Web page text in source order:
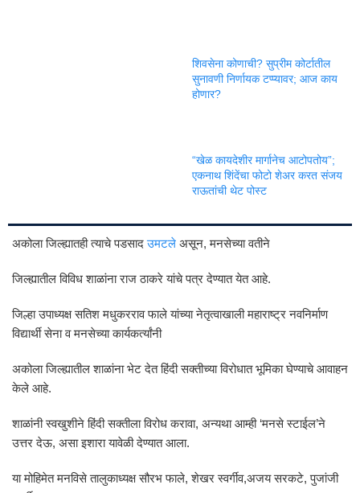
शिवसेना कोणाची? सुप्रीम कोर्टातील
सुनावणी निर्णायक टप्प्यावर; आज काय
होणार?
“खेळ कायदेशीर मार्गानेच आटोपतोय”;
एकनाथ शिंदेंचा फोटो शेअर करत संजय
राऊतांची थेट पोस्ट
अकोला जिल्ह्यातही त्याचे पडसादउमटले असून, मनसेच्या वतीने
जिल्ह्यातील विविध शाळांना राज ठाकरे यांचे पत्र देण्यात येत आहे.
जिल्हा उपाध्यक्ष सतिश मधुकरराव फाले यांच्या नेतृत्वाखाली महाराष्ट्र नवनिर्माण
विद्यार्थी सेना व मनसेच्या कार्यकर्त्यांनी
अकोला जिल्ह्यातील शाळांना भेट देत हिंदी सक्तीच्या विरोधात भूमिका घेण्याचे आवाहन
केले आहे.
शाळांनी स्वखुशीने हिंदी सक्तीला विरोध करावा, अन्यथा आम्ही ‘मनसे स्टाईल’ने
उत्तर देऊ, असा इशारा यावेळी देण्यात आला.
या मोहिमेत मनविसे तालुकाध्यक्ष सौरभ फाले, शेखर स्वर्गीव,अजय सरकटे, पुजांजी